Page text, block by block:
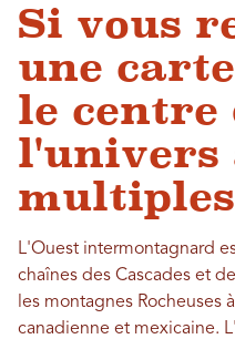
Si vous
une
le centre
l'univers
multiples
L'Ouest intermontagnard
chaînes des Cascades et
les montagnes Rocheuses
canadienne et mexicaine.